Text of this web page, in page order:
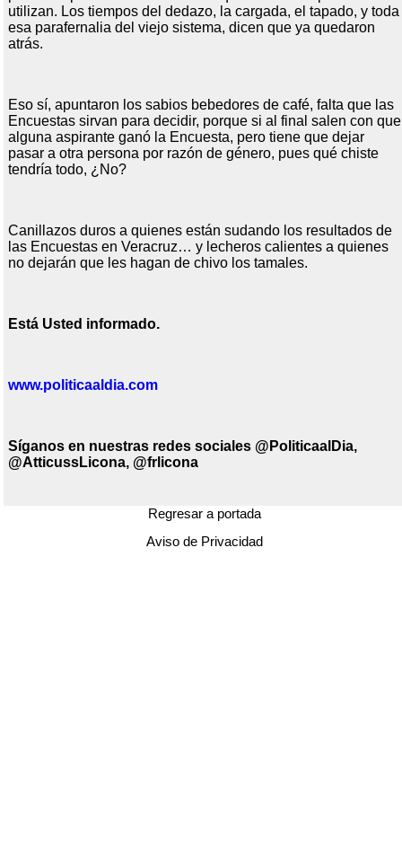
utilizan. Los tiempos del dedazo, la cargada, el tapado, y toda
esa parafernalia del viejo sistema, dicen que ya quedaron
atrás.
Eso sí, apuntaron los sabios bebedores de café, falta que las
Encuestas sirvan para decidir, porque si al final salen con que
alguna aspirante ganó la Encuesta, pero tiene que dejar
pasar a otra persona por razón de género, pues qué chiste
tendría todo, ¿No?
Canillazos duros a quienes están sudando los resultados de
las Encuestas en Veracruz… y lecheros calientes a quienes
no dejarán que les hagan de chivo los tamales.
Está Usted informado.
www.politicaaldia.com
Síganos en nuestras redes sociales @PoliticaalDia,
@AtticussLicona, @frlicona
Regresar a portada
Aviso de Privacidad